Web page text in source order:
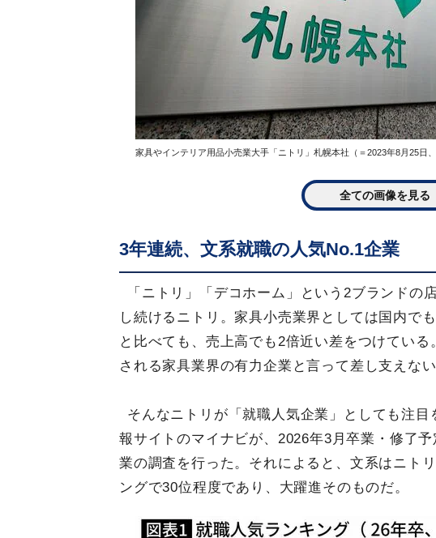
家具やインテリア用品小売業大手「ニトリ」札幌本社（＝2023年8月25日、
全ての画像を見る
3年連続、文系就職の人気No.1企業
「ニトリ」「デコホーム」という2ブランドの
し続けるニトリ。家具小売業界としては国内で
と比べても、売上高でも2倍近い差をつけてい
される家具業界の有力企業と言って差し支えない
そんなニトリが「就職人気企業」としても注
報サイトのマイナビが、2026年3月卒業・修了
業の調査を行った。それによると、文系はニト
ングで30位程度であり、大躍進そのものだ。